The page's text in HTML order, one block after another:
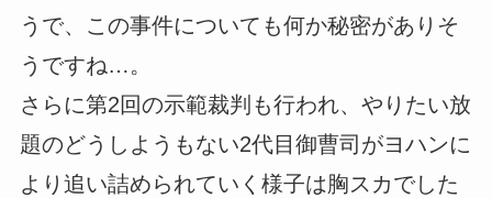
うで、この事件についても何か秘密がありそ
うですね…。
さらに第2回の示範裁判も行われ、やりたい放
題のどうしようもない2代目御曹司がヨハンに
より追い詰められていく様子は胸スカでした